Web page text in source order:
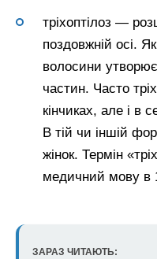
тріхоптілоз —
поздовжній осі.
волосини
частин. Часто
кінчиках, але і в
В тій чи іншій
жінок. Термін
медичний мову в
ЗАРАЗ ЧИТАЮТЬ: